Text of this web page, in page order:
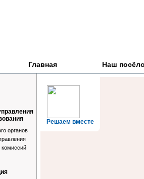
Главная Наш
органов
комиссий
Решаем вместе